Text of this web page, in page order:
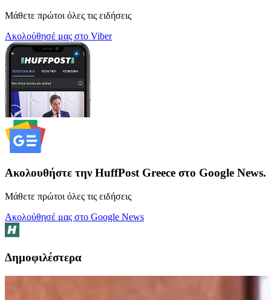
Μάθετε πρώτοι όλες τις ειδήσεις
Ακολούθησέ μας στο Viber
Ακολουθήστε την HuffPost Greece στο Google News.
Μάθετε πρώτοι όλες τις ειδήσεις
Ακολούθησέ μας στο Google News
Δημοφιλέστερα